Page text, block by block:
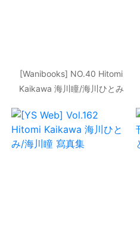
[Wanibooks] NO.40 Hitomi
Kaikawa 海川瞳/海川ひとみ